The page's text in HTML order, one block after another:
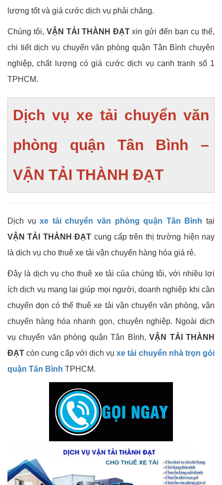
lượng tốt và giá cước dịch vụ phải chăng.
Chúng tôi, VẬN TẢI THÀNH ĐẠTxin gửi đến bạn cụ thể,
chi tiết dịch vụ chuyển văn phòng quận Tân Bình chuyên
nghiệp, chất lượng có giá cước dịch vụ cạnh tranh số 1
TPHCM.
Dịch vụ xe tải chuyển văn
phòng quận Tân Bình –
VẬN TẢI THÀNH ĐẠT
Dịch vụxe tải chuyển văn phòng quận Tân Bình tại
VẬN TẢI THÀNH ĐẠT cung cấp trên thị trường hiện nay
là dịch vụ cho thuê xe tải vận chuyển hàng hóa giá rẻ.
Đây là dịch vụ cho thuê xe tải của chúng tôi, với nhiều lợi
ích dịch vụ mang lại giúp mọi người, doanh nghiệp khi cần
chuyển dọn có thể thuê xe tải vận chuyển văn phòng, vận
chuyển hàng hóa nhanh gọn, chuyên nghiệp. Ngoài dịch
vụ chuyển văn phòng quận Tân Bình,VẬN TẢI THÀNH
ĐẠT còn cung cấp với dịch vụxe tải chuyển nhà trọn gói
quận Tân Bình TPHCM.